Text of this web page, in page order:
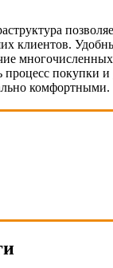
клиентов.
процесс покупки
комфортными.